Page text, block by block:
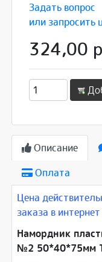
Задать вопрос
или запросить
324,00
Описание
Оплата
Цена
заказа в
Намордник
№2 50*40*75мм